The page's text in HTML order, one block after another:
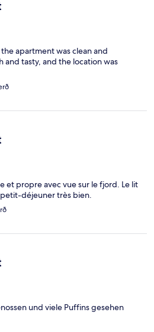
apartment was clean and
and tasty, and the location was
et propre avec vue sur le fjord. Le lit
déjeuner très bien.
und viele Puffins gesehen